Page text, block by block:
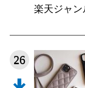
楽天ジャ
26